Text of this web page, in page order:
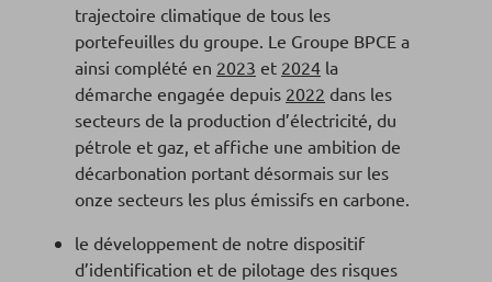
trajectoire climatique de tous les
portefeuilles du groupe. Le Groupe BPCE a
ainsi complété en 2023 et 2024 la
démarche engagée depuis 2022 dans les
secteurs de la production d’électricité, du
pétrole et gaz, et affiche une ambition de
décarbonation portant désormais sur les
onze secteurs les plus émissifs en carbone.
le développement de notre dispositif
d’identification et de pilotage des risques